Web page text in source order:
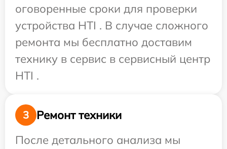
оговоренные сроки для проверки
устройства HTI . В случае сложного
ремонта мы бесплатно доставим
технику в сервис в сервисный центр
HTI .
3
Ремонт техники
После детального анализа мы